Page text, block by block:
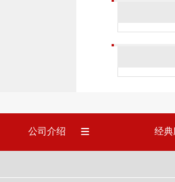
公司介绍 经